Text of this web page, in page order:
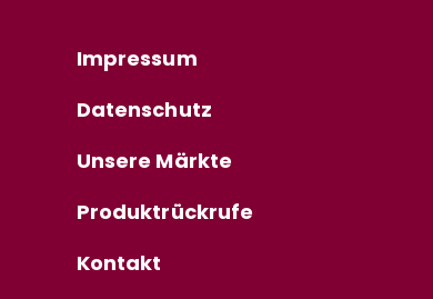
Impressum
Datenschutz
Unsere Märkte
Produktrückrufe
Kontakt